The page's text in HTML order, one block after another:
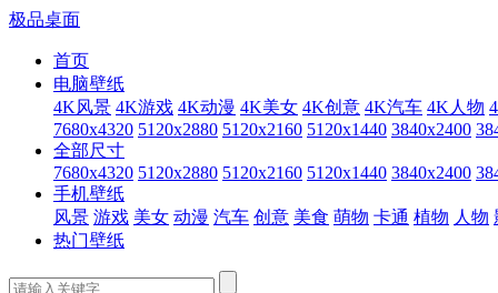
极品桌面
首页
电脑壁纸
4K风景 4K游戏 4K动漫 4K美女 4K创意 4K汽车 4K人物
7680x4320 5120x2880 5120x2160 5120x1440 3840x2400
全部尺寸
7680x4320 5120x2880 5120x2160 5120x1440 3840x2400
手机壁纸
风景 游戏 美女 动漫 汽车 创意 美食 萌物 卡通 植物 人物
热门壁纸